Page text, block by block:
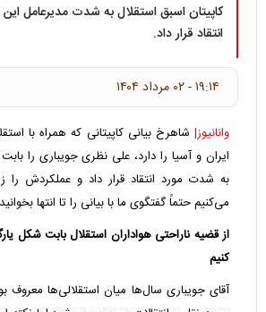
کاپیتان اسبق استقلال به شدت مدیرعامل این
انتقاد قرار داد.
۱۹:۱۴ - ۰۲ مرداد ۱۴۰۴
وانانیوز| شاهرخ بیانی کاپیتانی که همراه با
ایران و آسیا را دارد، علی نظری جویباری را
به شدت مورد انتقاد قرار داد و عملکردش را
می‌کنیم حتماً گفتگوی ما با بیانی را تا انتها
از قضیه ناراحتی هواداران استقلال بابت شکل
کنیم
آقای جویباری سال‌ها میان استقلالی‌ها معروف